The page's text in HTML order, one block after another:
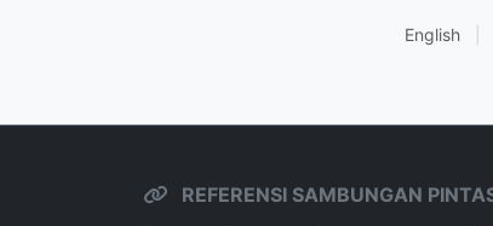
English
REFERENSI SAMBUNGAN